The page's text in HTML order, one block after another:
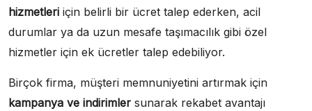
hizmetleri için belirli bir ücret talep ederken, acil
durumlar ya da uzun mesafe taşımacılık gibi özel
hizmetler için ek ücretler talep edebiliyor.
Birçok firma, müşteri memnuniyetini artırmak için
kampanya ve indirimler sunarak rekabet avantajı